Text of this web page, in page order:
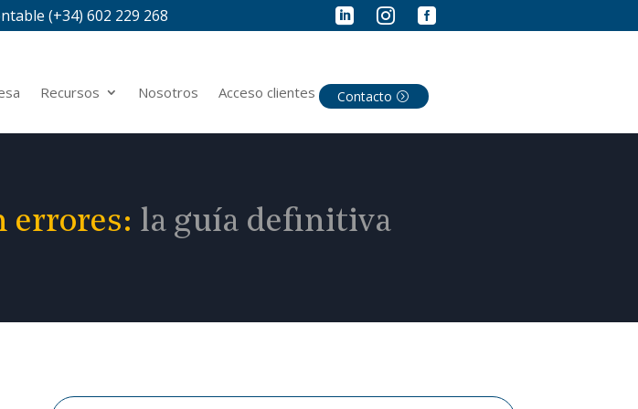
(+34) 602 229 268   
Recursos Nosotros Acceso clientes Contacto
errores: la guía definitiva